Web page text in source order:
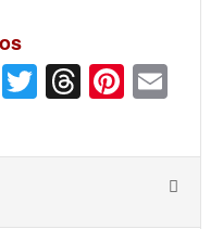
LinkedIn
Twitter
Threads